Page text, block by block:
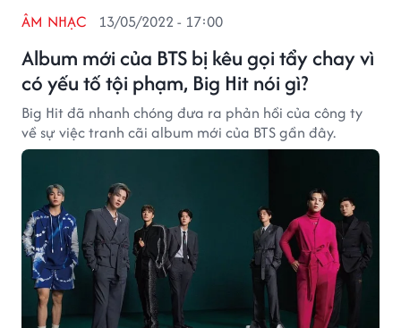
Album mới của BTS bị kêu gọi tẩy chay vì
có yếu tố tội phạm, Big Hit nói gì?
ÂM NHẠC 13/05/2022 - 17:00
Big Hit đã nhanh chóng đưa ra phản hồi của công ty
về sự việc tranh cãi album mới của BTS gần đây.